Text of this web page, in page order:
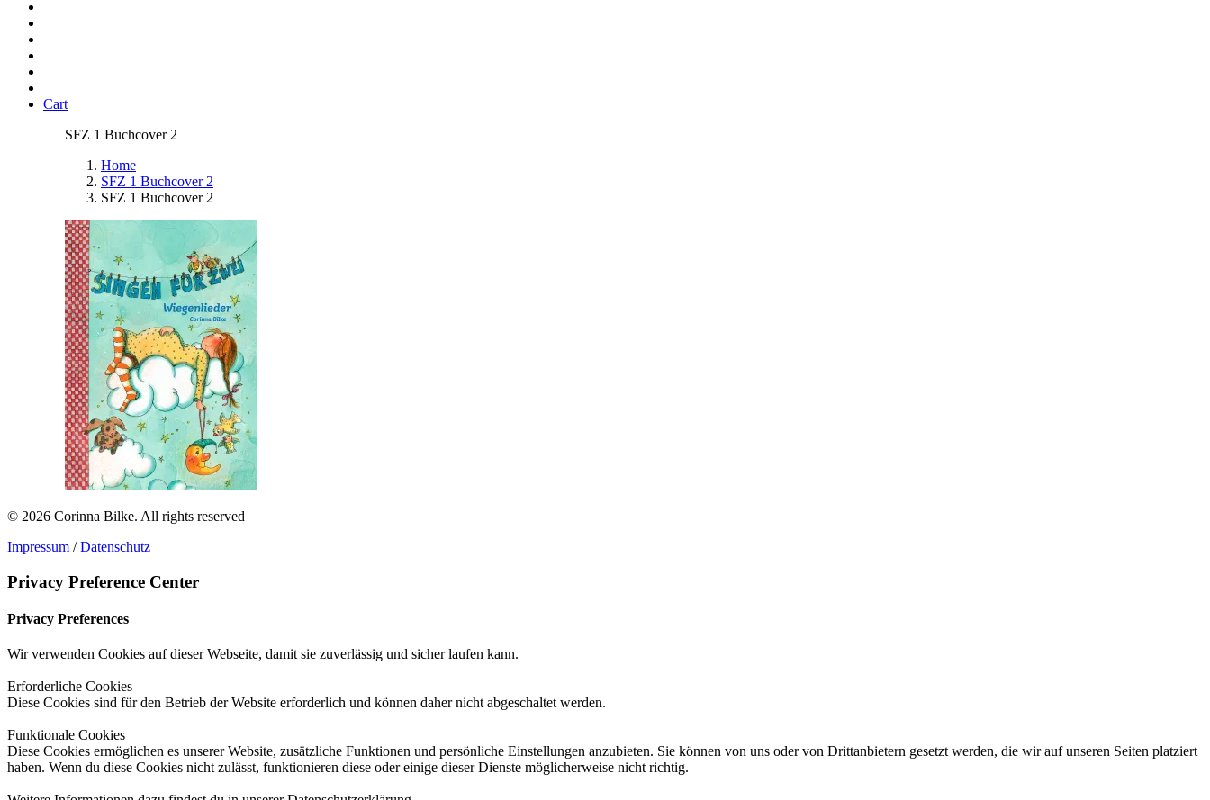
Cart
SFZ 1 Buchcover 2
Home
SFZ 1 Buchcover 2
SFZ 1 Buchcover 2
© 2026 Corinna Bilke. All rights reserved
Impressum /Datenschutz
Privacy Preference Center
Privacy Preferences
Wir verwenden Cookies auf dieser Webseite, damit sie zuverlässig und sicher laufen kann.
Erforderliche Cookies
Diese Cookies sind für den Betrieb der Website erforderlich und können daher nicht abgeschaltet werden.
Funktionale Cookies
Diese Cookies ermöglichen es unserer Website, zusätzliche Funktionen und persönliche Einstellungen anzubieten. Sie können von uns oder von Drittanbietern gesetzt werden, die wir auf unseren Seiten platziert
haben. Wenn du diese Cookies nicht zulässt, funktionieren diese oder einige dieser Dienste möglicherweise nicht richtig.